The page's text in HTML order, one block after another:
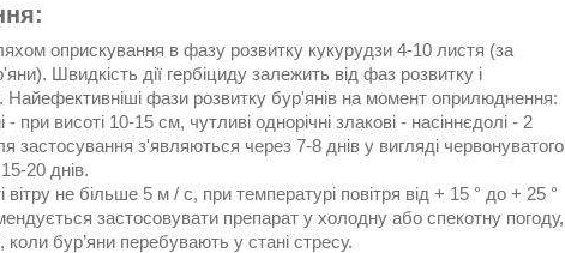
оприскування в фазу розвитку кукурудзи 4-10 листя (за
Швидкість дії гербіциду залежить від фаз розвитку і
Найефективніші фази розвитку бур'янів на момент оприлюднення:
- при висоті 10-15 см, чутливі однорічні злакові - насіннєдолі - 2
застосування з'являються через 7-8 днів у вигляді червонуватого
20 днів.
не більше 5 м / с, при температурі повітря від + 15 ° до + 25 °
застосовувати препарат у холодну або спекотну погоду,
бур’яни перебувають у стані стресу.